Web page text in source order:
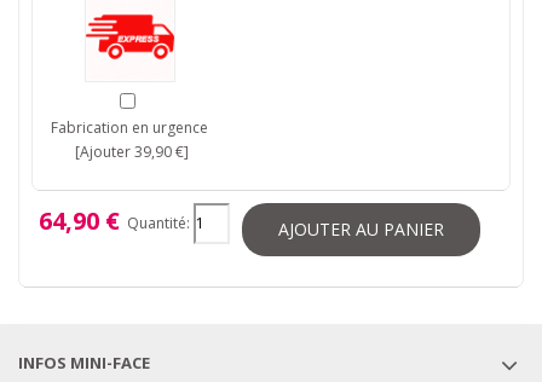
Fabrication en urgence
[Ajouter 39,90 €]
64,90 € Quantité: AJOUTER AU PANIER
INFOS MINI-FACE